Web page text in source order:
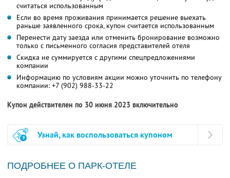
считаться использованным
Если во время проживания принимается решение выехать
раньше заявленного срока, купон считается использованным
Перенести дату заезда или отменить бронирование возможно
только с письменного согласия представителей отеля
Скидка не суммируется с другими спецпредложениями
компании
Информацию по условиям акции можно уточнить по телефону
компании: +7 (902) 988-33-22
Купон действителен по 30 июня 2023 включительно
Узнай, как воспользоваться купоном
ПОДРОБНЕЕ О ПАРК-ОТЕЛЕ